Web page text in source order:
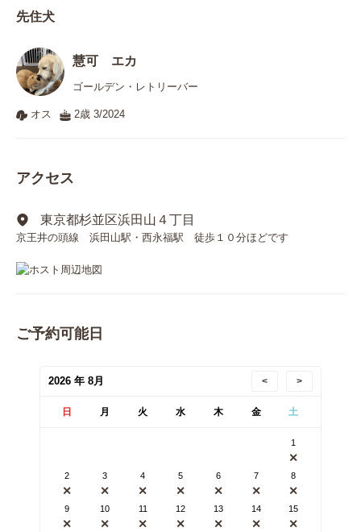
先住犬
慧可 エカ
ゴールデン・レトリーバー
オス 2歳 3/2024
アクセス
東京都杉並区浜田山４丁目
京王井の頭線 浜田山駅・西永福駅 徒歩１０分ほどです
ご予約可能日
2026 年 8月 < >
日 月 火 水 木 金 土
1
✕
2
✕
3
✕
4
✕
5
✕
6
✕
7
✕
8
✕
9
✕
10
✕
11
✕
12
✕
13
✕
14
✕
15
✕